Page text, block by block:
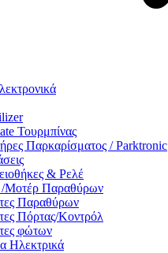
Τουρμπίνας
Παρκαρίσματος / Parktronic
& Ρελέ
/Μοτέρ Παραθύρων
Παραθύρων
Πόρτας/Κοντρόλ
φώτων
Ηλεκτρικά